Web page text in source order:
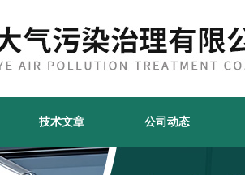
技术文章 公司动态